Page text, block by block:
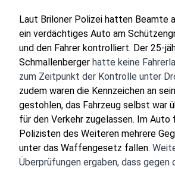
Laut Briloner Polizei hatten Beamte
ein verdächtiges Auto am
und den Fahrer kontrolliert. Der 25-
Schmallenberger hatte keine
zum Zeitpunkt der Kontrolle unter
zudem waren die Kennzeichen an
gestohlen, das Fahrzeug selbst war
für den Verkehr zugelassen. Im Auto
Polizisten des Weiteren mehrere
unter das Waffengesetz fallen.
Überprüfungen ergaben, dass gegen